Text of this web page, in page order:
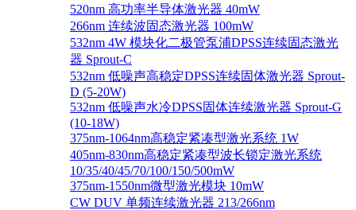
520nm 高功率半导体激光器 40mW
266nm 连续波固态激光器 100mW
532nm 4W 模块化二极管泵浦DPSS连续固态激光
器 Sprout-C
532nm 低噪声高稳定DPSS连续固体激光器 Sprout-
D (5-20W)
532nm 低噪声水冷DPSS固体连续激光器 Sprout-G
(10-18W)
375nm-1064nm高稳定紧凑型激光系统 1W
405nm-830nm高稳定紧凑型波长锁定激光系统
10/35/40/45/70/100/150/500mW
375nm-1550nm微型激光模块 10mW
CW DUV 单频连续激光器 213/266nm